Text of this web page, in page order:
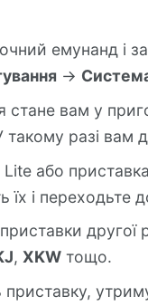
емунанд і
->
стане вам у
разі вам
або приставка
їх і переходьте
другої
, XKWтощо.
приставку,